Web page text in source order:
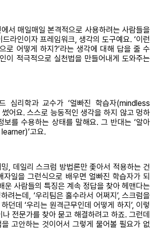
서 매일매일 본격적으로 사용하려는 사람들을
라인이자 프레임워크, 생각의 도구예요. ‘이런
로 어떻게 하지?’라는 생각에 대해 답을 줄 수
이 적극적으로 실천법을 만들어내게 도와주는
심리학과 교수가 ‘얼빠진 학습자(mindless
어요. 스스로 능동적인 생각을 하지 않고 멍하
보를 수용하는 상태를 말해요. 그 반대는 ‘알아
고요.
, 데일리 스크럼 방법론만 좇아서 적용하는 건
자일을 그런식으로 배우면 얼빠진 학습자가 되
운 사람들의 특징은 계속 정답을 찾아 헤맨다는
려는데, ‘우리팀은 홀수라서 어쩌지’, 스크럼을
던데 ‘우리는 원격근무인데 어떻게 하지’, 이렇
전문가를 찾아 묻고 해결하려고 하죠. 그런데
고안하는 것이어서 그렇게 물어볼 필요가 없